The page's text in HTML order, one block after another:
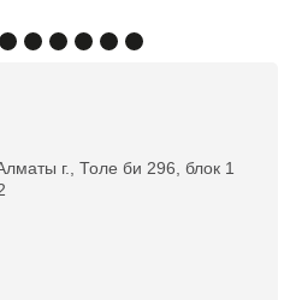
г., Толе би 296, блок 1